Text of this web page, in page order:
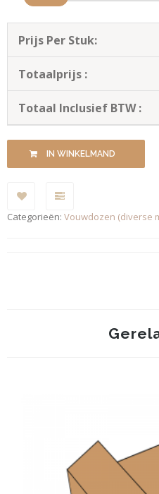
Prijs Per Stuk:
Totaalprijs :
Totaal Inclusief BTW :
Categorieën: Vouwdozen (diverse